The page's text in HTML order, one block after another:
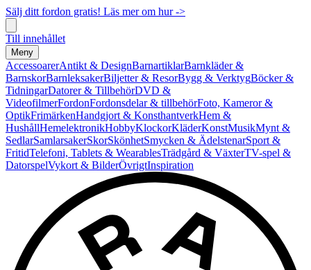
Sälj ditt fordon gratis! Läs mer om hur ->
Till innehållet
Meny
AccessoarerAntikt & DesignBarnartiklarBarnkläder &
BarnskorBarnleksakerBiljetter & ResorBygg & VerktygBöcker &
TidningarDatorer & TillbehörDVD &
VideofilmerFordonFordonsdelar & tillbehörFoto, Kameror &
OptikFrimärkenHandgjort & KonsthantverkHem &
HushållHemelektronikHobbyKlockorKläderKonstMusikMynt &
SedlarSamlarsakerSkorSkönhetSmycken & ÄdelstenarSport &
FritidTelefoni, Tablets & WearablesTrädgård & VäxterTV-spel &
DatorspelVykort & BilderÖvrigtInspiration